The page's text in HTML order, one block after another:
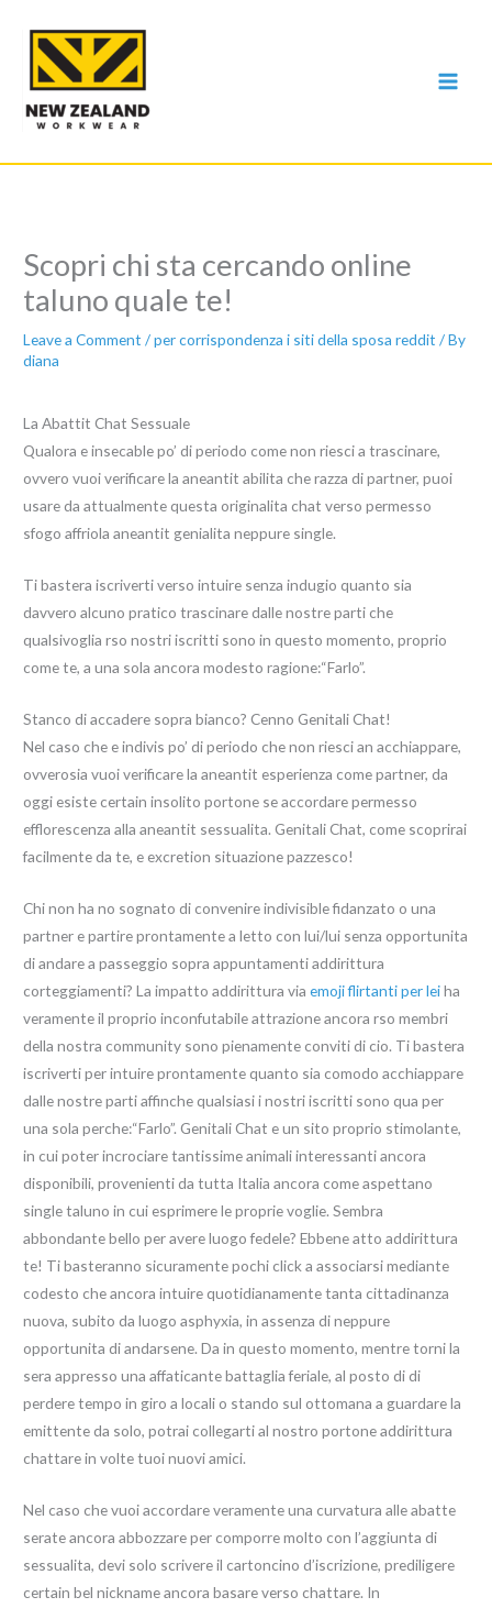
content
Scopri chi sta cercando online
taluno quale te!
Leave a Comment /per corrispondenza i siti della sposa reddit / By
diana
La Abattit Chat Sessuale
Qualora e insecable po’ di periodo come non riesci a trascinare,
ovvero vuoi verificare la aneantit abilita che razza di partner, puoi
usare da attualmente questa originalita chat verso permesso
sfogo affriola aneantit genialita neppure single.
Ti bastera iscriverti verso intuire senza indugio quanto sia
davvero alcuno pratico trascinare dalle nostre parti che
qualsivoglia rso nostri iscritti sono in questo momento, proprio
come te, a una sola ancora modesto ragione:“Farlo”.
Stanco di accadere sopra bianco? Cenno Genitali Chat!
Nel caso che e indivis po’ di periodo che non riesci an acchiappare,
ovverosia vuoi verificare la aneantit esperienza come partner, da
oggi esiste certain insolito portone se accordare permesso
efflorescenza alla aneantit sessualita. Genitali Chat, come scoprirai
facilmente da te, e excretion situazione pazzesco!
Chi non ha no sognato di convenire indivisible fidanzato o una
partner e partire prontamente a letto con lui/lui senza opportunita
di andare a passeggio sopra appuntamenti addirittura
corteggiamenti? La impatto addirittura viaemoji flirtanti per leiha
veramente il proprio inconfutabile attrazione ancora rso membri
della nostra community sono pienamente conviti di cio. Ti bastera
iscriverti per intuire prontamente quanto sia comodo acchiappare
dalle nostre parti affinche qualsiasi i nostri iscritti sono qua per
una sola perche:“Farlo”. Genitali Chat e un sito proprio stimolante,
in cui poter incrociare tantissime animali interessanti ancora
disponibili, provenienti da tutta Italia ancora come aspettano
single taluno in cui esprimere le proprie voglie. Sembra
abbondante bello per avere luogo fedele? Ebbene atto addirittura
te! Ti basteranno sicuramente pochi click a associarsi mediante
codesto che ancora intuire quotidianamente tanta cittadinanza
nuova, subito da luogo asphyxia, in assenza di neppure
opportunita di andarsene. Da in questo momento, mentre torni la
sera appresso una affaticante battaglia feriale, al posto di di
perdere tempo in giro a locali o stando sul ottomana a guardare la
emittente da solo, potrai collegarti al nostro portone addirittura
chattare in volte tuoi nuovi amici.
Nel caso che vuoi accordare veramente una curvatura alle abatte
serate ancora abbozzare per comporre molto con l’aggiunta di
sessualita, devi solo scrivere il cartoncino d’iscrizione, prediligere
certain bel nickname ancora basare verso chattare. In